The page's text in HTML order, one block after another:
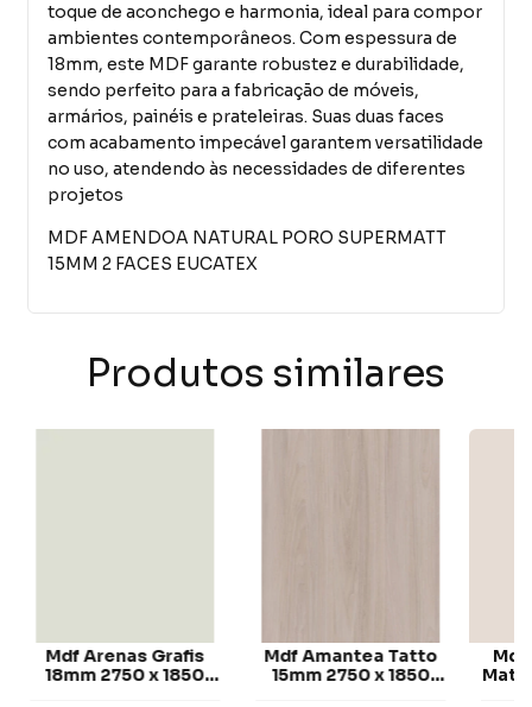
toque de aconchego e harmonia, ideal para compor
ambientes contemporâneos. Com espessura de
18mm, este MDF garante robustez e durabilidade,
sendo perfeito para a fabricação de móveis,
armários, painéis e prateleiras. Suas duas faces
com acabamento impecável garantem versatilidade
no uso, atendendo às necessidades de diferentes
projetos
MDF AMENDOA NATURAL PORO SUPERMATT
15MM 2 FACES EUCATEX
Produtos similares
Mdf Arenas Grafis
18mm 2750 x 1850
Mdf Amantea Tatto
15mm 2750 x 1850
Mdf
Matt